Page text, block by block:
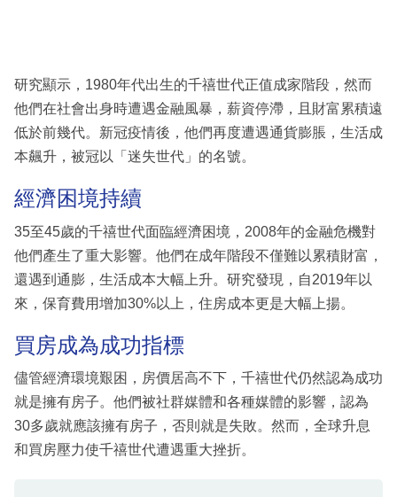
區
研究顯示，1980年代出生的千禧世代正值成家階段，然而
他們在社會出身時遭遇金融風暴，薪資停滯，且財富累積遠
低於前幾代。新冠疫情後，他們再度遭遇通貨膨脹，生活成
本飆升，被冠以「迷失世代」的名號。
經濟困境持續
35至45歲的千禧世代面臨經濟困境，2008年的金融危機對
他們產生了重大影響。他們在成年階段不僅難以累積財富，
還遇到通膨，生活成本大幅上升。研究發現，自2019年以
來，保育費用增加30%以上，住房成本更是大幅上揚。
買房成為成功指標
儘管經濟環境艱困，房價居高不下，千禧世代仍然認為成功
就是擁有房子。他們被社群媒體和各種媒體的影響，認為
30多歲就應該擁有房子，否則就是失敗。然而，全球升息
和買房壓力使千禧世代遭遇重大挫折。